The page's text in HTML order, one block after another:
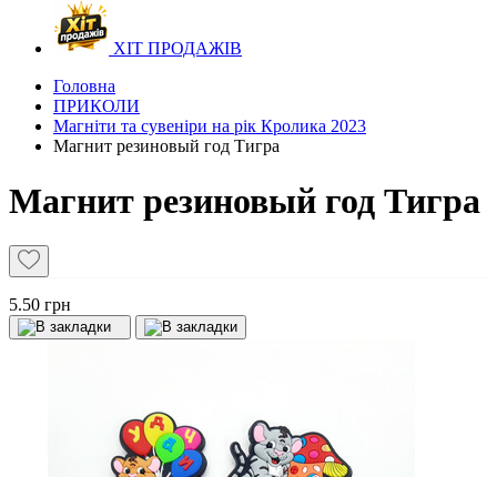
ХІТ ПРОДАЖІВ
Головна
ПРИКОЛИ
Магніти та сувеніри на рік Кролика 2023
Магнит резиновый год Тигра
Магнит резиновый год Тигра
5.50 грн